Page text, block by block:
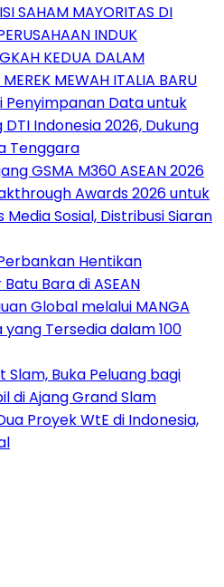
SAHAM MAYORITAS DI
INDUK
KEDUA DALAM
MEWAH ITALIA BARU
Penyimpanan Data untuk
Indonesia 2026, Dukung
Tenggara
GSMA M360 ASEAN 2026
Awards 2026 untuk
Sosial, Distribusi Siaran
Hentikan
Bara di ASEAN
Global melalui MANGA
yang Tersedia dalam 100
Slam, Buka Peluang bagi
di Ajang Grand Slam
Proyek WtE di Indonesia,